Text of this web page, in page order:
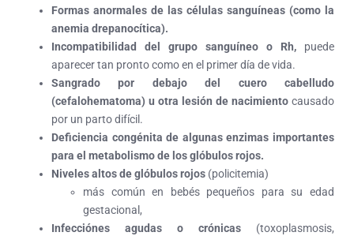
Formas anormales de las células sanguíneas (como la
anemia drepanocítica).
Incompatibilidad del grupo sanguíneo o Rh, puede
aparecer tan pronto como en el primer día de vida.
Sangrado por debajo del cuero cabelludo
(cefalohematoma) u otra lesión de nacimiento causado
por un parto difícil.
Deficiencia congénita de algunas enzimas importantes
para el metabolismo de los glóbulos rojos.
Niveles altos de glóbulos rojos (policitemia)
más común en bebés pequeños para su edad
gestacional,
Infecciónes agudas o crónicas (toxoplasmosis,